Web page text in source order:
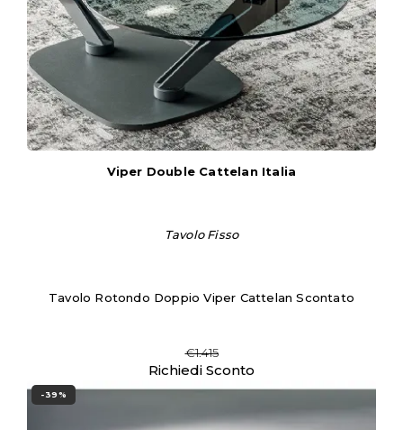
Viper Double Cattelan Italia
Tavolo Fisso
Tavolo Rotondo Doppio Viper Cattelan Scontato
€1.415
Richiedi Sconto
-39%